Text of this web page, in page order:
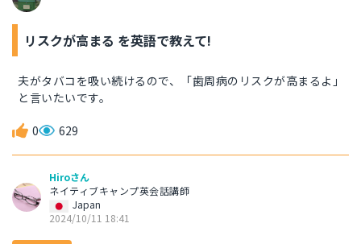
リスクが高まる を英語で教えて!
夫がタバコを吸い続けるので、「歯周病のリスクが高まるよ」
と言いたいです。
0 629
Hiroさん
ネイティブキャンプ英会話講師
Japan
2024/10/11 18:41